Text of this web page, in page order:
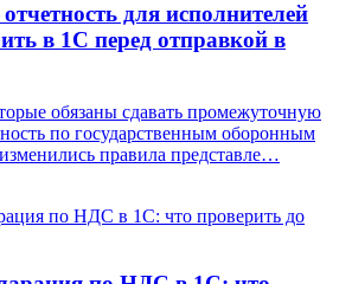
для исполнителей
в 1С перед отправкой в
обязаны сдавать промежуточную
по государственным оборонным
правила представле…